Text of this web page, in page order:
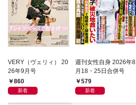
VERY（ヴェリィ） 20
26年9月号
860
新着
週刊女性自身 2026年8
月18・25日合併号
579
新着